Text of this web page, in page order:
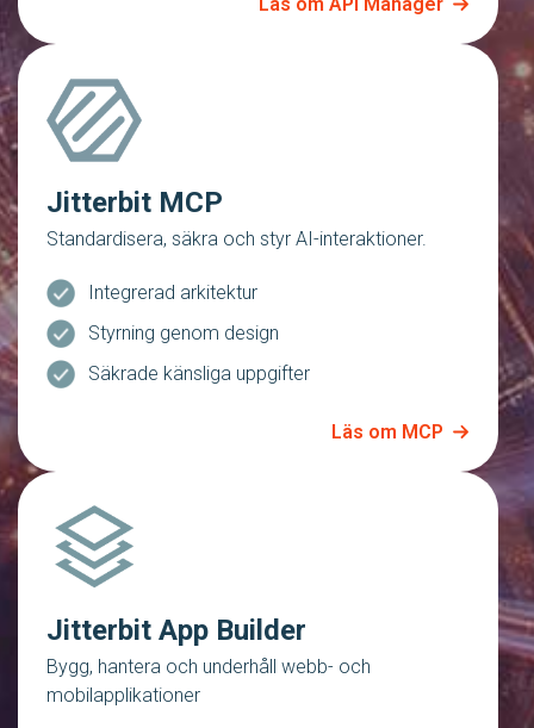
Jitterbit MCP
Standardisera, säkra och styr AI-interaktioner.
Integrerad arkitektur
Styrning genom design
Säkrade känsliga uppgifter
Läs om MCP
Jitterbit App Builder
Bygg, hantera och underhåll webb- och
mobilapplikationer